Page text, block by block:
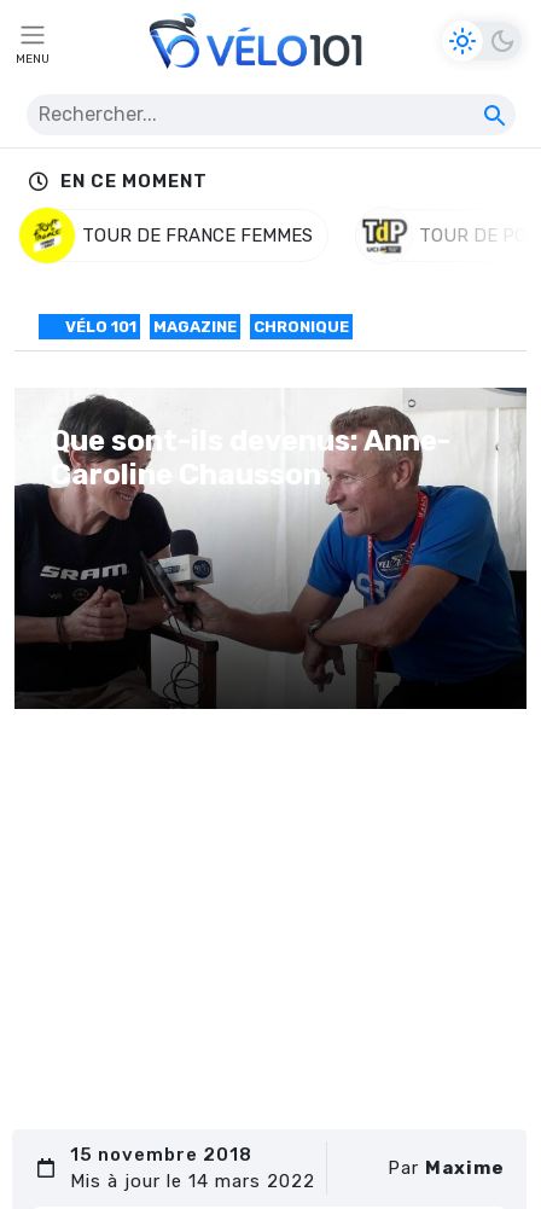
MENU
EN CE MOMENT
TOUR DE FRANCE FEMMES TOUR DE
VÉLO 101 MAGAZINE CHRONIQUE
Que sont-ils devenus: Anne-
Caroline Chausson
15 novembre 2018
Mis à jour le 14 mars 2022
Par Maxime